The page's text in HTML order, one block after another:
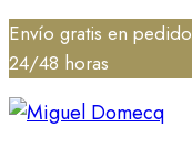
Saltar
al
contenido
Envío gratis en
24/48 horas